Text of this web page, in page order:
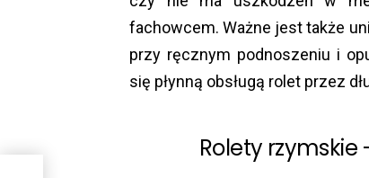
fachowcem. Ważne jest także
przy ręcznym podnoszeniu i
się płynną obsługą rolet przez
Rolety